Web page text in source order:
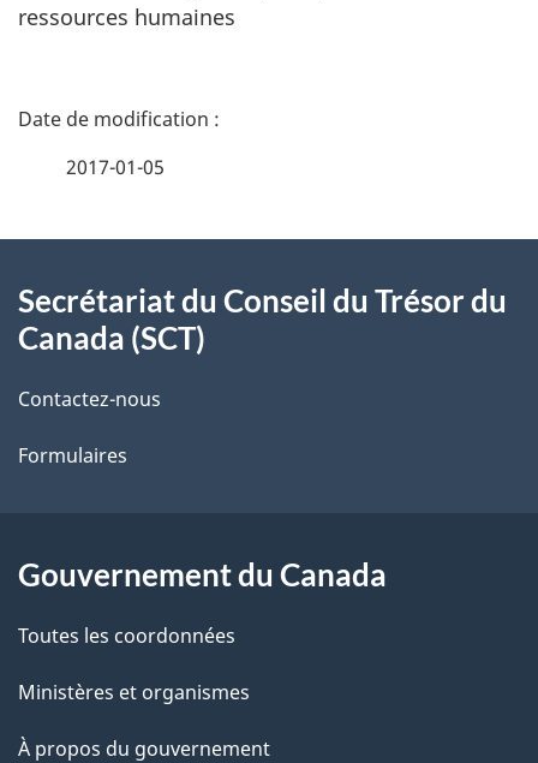
ressources humaines
D
i
s
d
l
a
p
a
2017-01-05
propos
ce
site
Secrétariat du Conseil du Trésor du
Canada (SCT)
Contactez-nous
Formulaires
Gouvernement du Canada
Toutes les coordonnées
Ministères et organismes
À propos du gouvernement